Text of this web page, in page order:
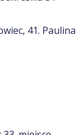
41. Paulina